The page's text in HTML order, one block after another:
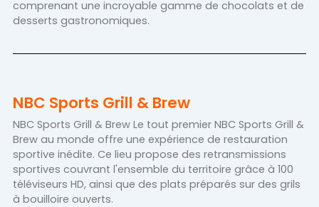
comprenant une incroyable gamme de chocolats et de
desserts gastronomiques.
NBC Sports Grill & Brew
NBC Sports Grill & Brew Le tout premier NBC Sports Grill &
Brew au monde offre une expérience de restauration
sportive inédite. Ce lieu propose des retransmissions
sportives couvrant l'ensemble du territoire grâce à 100
téléviseurs HD, ainsi que des plats préparés sur des grils
à bouilloire ouverts.